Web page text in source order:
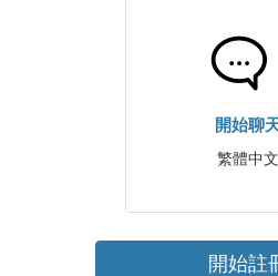
開始聊
繁體中文
開始註